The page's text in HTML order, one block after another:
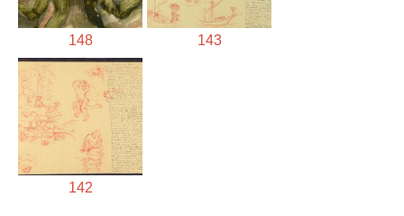
148 143
142